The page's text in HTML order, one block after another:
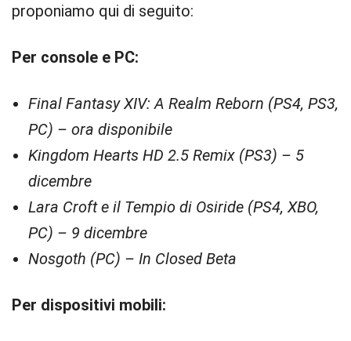
proponiamo qui di seguito:
Per console e PC:
Final Fantasy XIV: A Realm Reborn (PS4, PS3,
PC) – ora disponibile
Kingdom Hearts HD 2.5 Remix (PS3) – 5
dicembre
Lara Croft e il Tempio di Osiride (PS4, XBO,
PC) – 9 dicembre
Nosgoth (PC) – In Closed Beta
Per dispositivi mobili: